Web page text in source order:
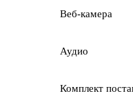
Веб-камера
Аудио
Комплект